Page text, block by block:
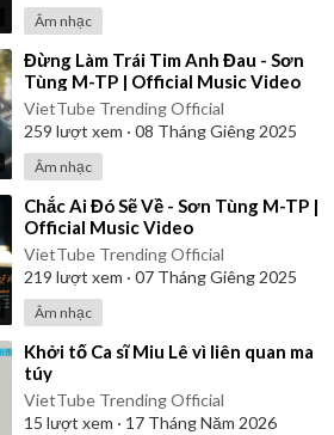
Âm nhạc
⁣Đừng Làm Trái Tim Anh Đau - Sơn
Tùng M-TP | Official Music Video
VietTube Trending Official
259 lượt xem · 08 Tháng Giêng 2025
Âm nhạc
⁣Chắc Ai Đó Sẽ Về - Sơn Tùng M-TP |
Official Music Video
VietTube Trending Official
219 lượt xem · 07 Tháng Giêng 2025
Âm nhạc
⁣Khởi tố Ca sĩ Miu Lê vì liên quan ma
túy
VietTube Trending Official
15 lượt xem · 17 Tháng Năm 2026